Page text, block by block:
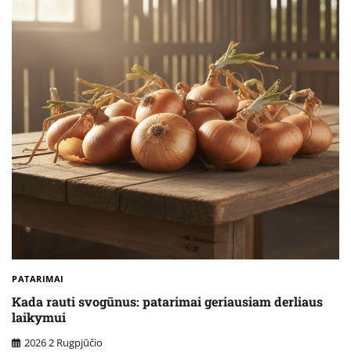
PATARIMAI
Kada rauti svogūnus: patarimai geriausiam derliaus
laikymui
2026 2 Rugpjūčio